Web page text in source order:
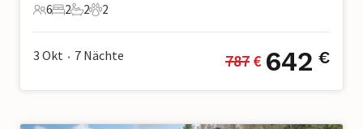
6 Gäste
6
2 Schlafzimmer
2
2 Badezimmer
2
2 Haustiere
2
3 Okt • 7 Nächte 787 € 642 €